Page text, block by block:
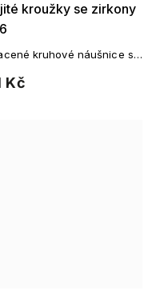
kroužky se zirkony
Kč
kruhové náušnice se